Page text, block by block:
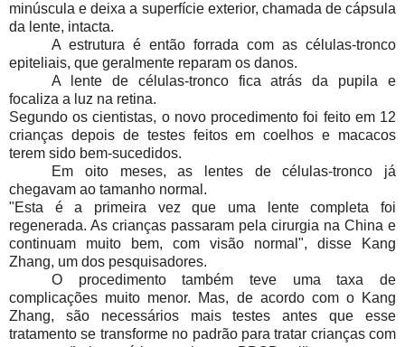
minúscula e deixa a superfície exterior, chamada de cápsula
da lente, intacta.
A estrutura é então forrada com as células-tronco
epiteliais, que geralmente reparam os danos.
A lente de células-tronco fica atrás da pupila e
focaliza a luz na retina.
Segundo os cientistas, o novo procedimento foi feito em 12
crianças depois de testes feitos em coelhos e macacos
terem sido bem-sucedidos.
Em oito meses, as lentes de células-tronco já
chegavam ao tamanho normal.
"Esta é a primeira vez que uma lente completa foi
regenerada. As crianças passaram pela cirurgia na China e
continuam muito bem, com visão normal", disse Kang
Zhang, um dos pesquisadores.
O procedimento também teve uma taxa de
complicações muito menor. Mas, de acordo com o Kang
Zhang, são necessários mais testes antes que esse
tratamento se transforme no padrão para tratar crianças com